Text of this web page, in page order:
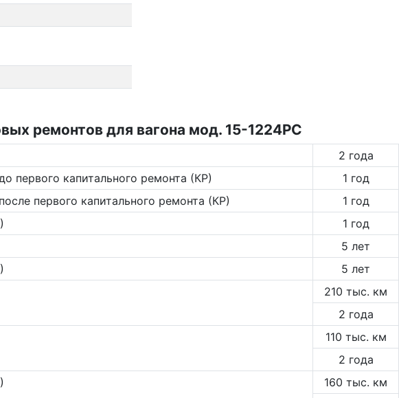
ремонтов для вагона мод. 15-1224РС
2 года
первого капитального ремонта (КР)
1 год
первого капитального ремонта (КР)
1 год
1 год
5 лет
5 лет
210 тыс. км
2 года
110 тыс. км
2 года
160 тыс. км